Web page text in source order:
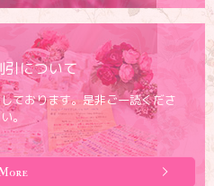
引について
ております。是非ご一読くださ
い。